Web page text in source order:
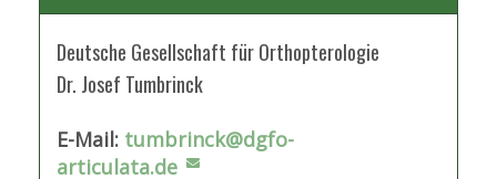
Deutsche Gesellschaft für Orthopterologie
Dr. Josef Tumbrinck
E-Mail: tumbrinck@dgfo-
articulata.de